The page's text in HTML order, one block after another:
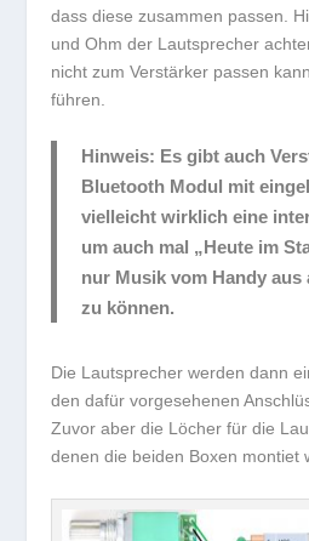
dass diese zusammen passen.
und Ohm der Lautsprecher
nicht zum Verstärker passen
führen.
Hinweis: Es gibt auch
Bluetooth Modul mit
vielleicht wirklich eine
um auch mal „Heute im
nur Musik vom Handy
zu können.
Die Lautsprecher werden dann
den dafür vorgesehenen
Zuvor aber die Löcher für die
denen die beiden Boxen montiet